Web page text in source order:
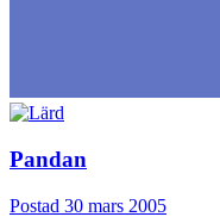
Pandan
Postad 30 mars 2005